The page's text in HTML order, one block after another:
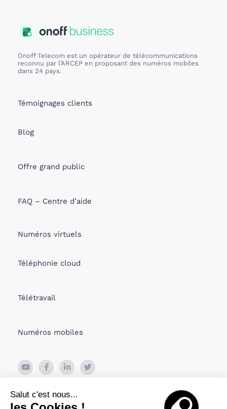
Salut c'est nous...
Onoff Telecom est un opérateur de télécommunications
reconnu par l’ARCEP en proposant des numéros mobiles
dans 24 pays.
Témoignages clients
Blog
Offre grand public
FAQ – Centre d’aide
Numéros virtuels
Téléphonie cloud
Télétravail
Numéros mobiles
26 Boulevard de Bonne Nouvelle
75010 PARIS, France